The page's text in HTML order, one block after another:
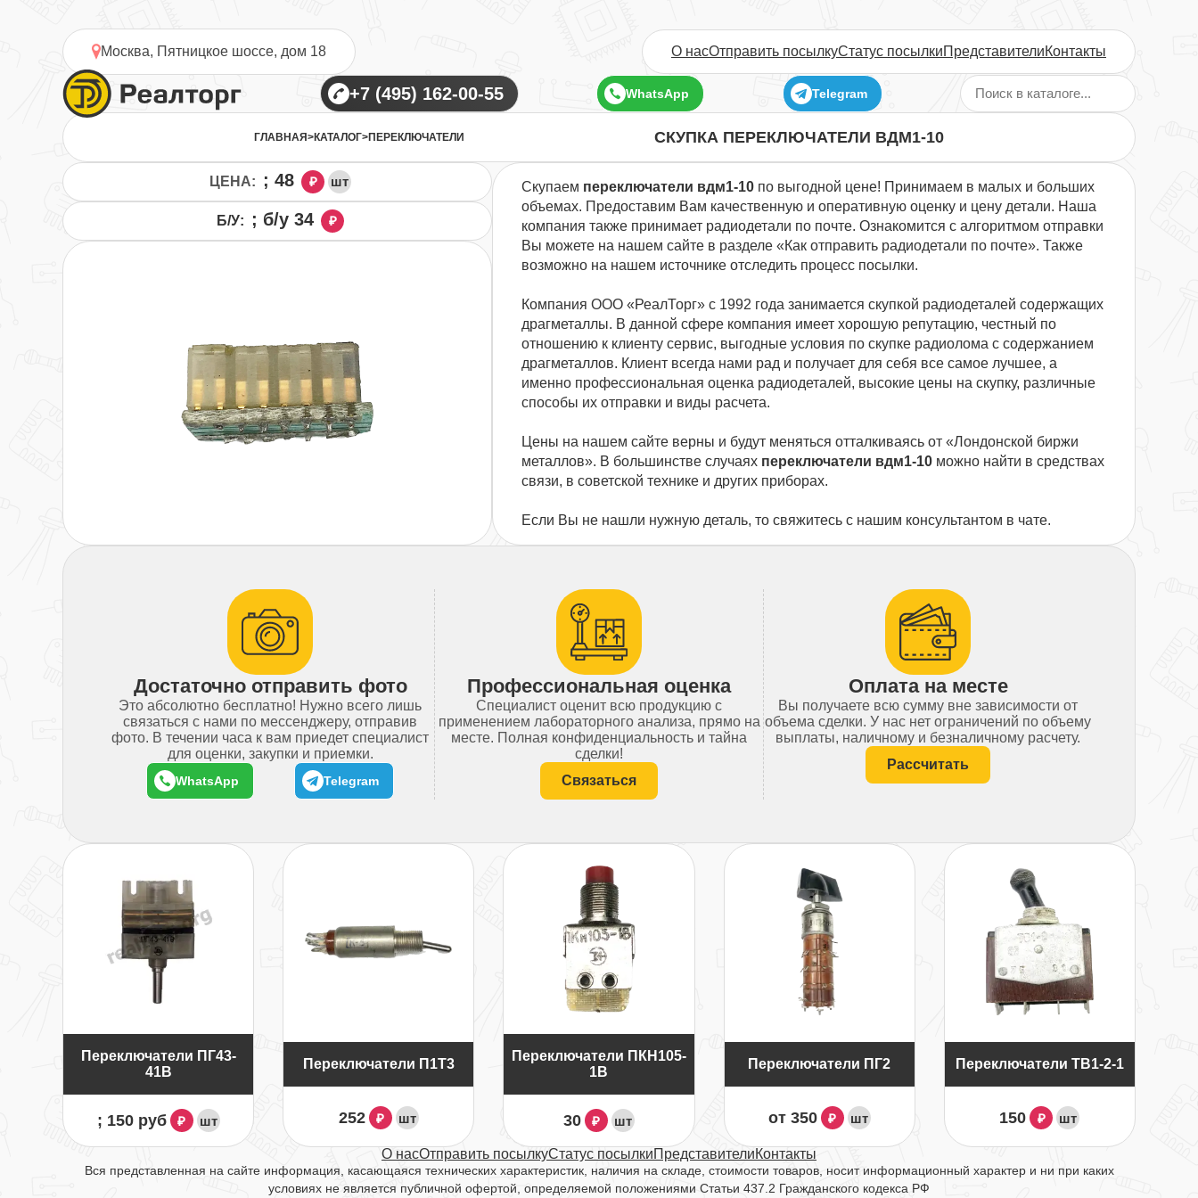
Москва, Пятницкое шоссе, дом 18 О насОтправить посылкуСтатус посылкиПредставителиКонтакты
WhatsApp Telegram
ГЛАВНАЯ >КАТАЛОГ>ПЕРЕКЛЮЧАТЕЛИ СКУПКА ПЕРЕКЛЮЧАТЕЛИ ВДМ1-10
ЦЕНА: ; 48 ₽ шт
Б/У: ; б/у 34 ₽
Скупаем переключатели вдм1-10по выгодной цене! Принимаем в малых и больших
объемах. Предоставим Вам качественную и оперативную оценку и цену детали. Наша
компания также принимает радиодетали по почте. Ознакомится с алгоритмом отправки
Вы можете на нашем сайте в разделе «Как отправить радиодетали по почте». Также
возможно на нашем источнике отследить процесс посылки.
Компания ООО «РеалТорг» с 1992 года занимается скупкой радиодеталей содержащих
драгметаллы. В данной сфере компания имеет хорошую репутацию, честный по
отношению к клиенту сервис, выгодные условия по скупке радиолома с содержанием
драгметаллов. Клиент всегда нами рад и получает для себя все самое лучшее, а
именно профессиональная оценка радиодеталей, высокие цены на скупку, различные
способы их отправки и виды расчета.
Цены на нашем сайте верны и будут меняться отталкиваясь от «Лондонской биржи
металлов». В большинстве случаях переключатели вдм1-10можно найти в средствах
связи, в советской технике и других приборах.
Если Вы не нашли нужную деталь, то свяжитесь с нашим консультантом в чате.
Достаточно отправить фото
Это абсолютно бесплатно! Нужно всего лишь
связаться с нами по мессенджеру, отправив
фото. В течении часа к вам приедет специалист
для оценки, закупки и приемки.
WhatsApp Telegram
Профессиональная оценка
Специалист оценит всю продукцию с
применением лабораторного анализа, прямо на
месте. Полная конфиденциальность и тайна
сделки!
Связаться
Оплата на месте
Вы получаете всю сумму вне зависимости от
объема сделки. У нас нет ограничений по объему
выплаты, наличному и безналичному расчету.
Рассчитать
Переключатели ПГ43-
41В
; 150 руб ₽ шт
Переключатели П1Т3
252 ₽ шт
Переключатели ПКН105-
1В
30 ₽ шт
Переключатели ПГ2
от 350 ₽ шт
Переключатели ТВ1-2-1
150 ₽ шт
О насОтправить посылкуСтатус посылкиПредставителиКонтакты
Вся представленная на сайте информация, касающаяся технических характеристик, наличия на складе, стоимости товаров, носит информационный характер и ни при каких
условиях не является публичной офертой, определяемой положениями Статьи 437.2 Гражданского кодекса РФ